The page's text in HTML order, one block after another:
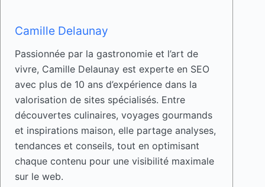
Camille Delaunay
Passionnée par la gastronomie et l’art de
vivre, Camille Delaunay est experte en SEO
avec plus de 10 ans d’expérience dans la
valorisation de sites spécialisés. Entre
découvertes culinaires, voyages gourmands
et inspirations maison, elle partage analyses,
tendances et conseils, tout en optimisant
chaque contenu pour une visibilité maximale
sur le web.